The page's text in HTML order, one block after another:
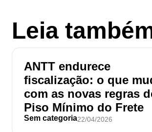
Leia
ANTT endurece
fiscalização: o que
com as novas regras
Piso Mínimo do Frete
Sem categoria22/04/2026